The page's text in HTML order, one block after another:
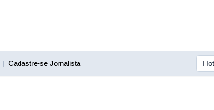
| Cadastre-se Jornalista